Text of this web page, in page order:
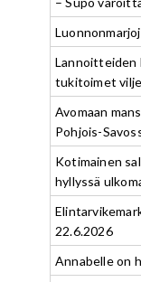
Lannoitteiden
tukitoimet
Avomaan
Pohjois-
Kotimainen
hyllyssä
22.6.2026
Annabelle on